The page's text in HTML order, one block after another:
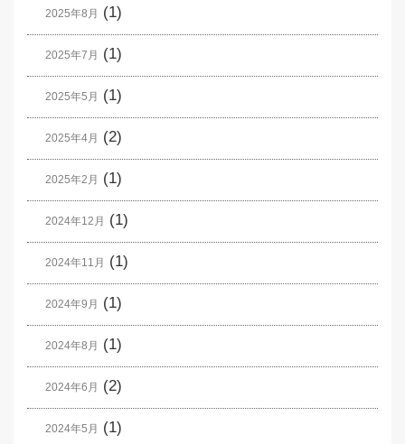
2025年8月 (1)
2025年7月 (1)
2025年5月 (1)
2025年4月 (2)
2025年2月 (1)
2024年12月 (1)
2024年11月 (1)
2024年9月 (1)
2024年8月 (1)
2024年6月 (2)
2024年5月 (1)